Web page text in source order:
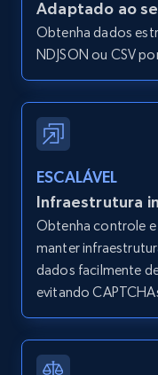
and more.
12K+
Zillow
Search by
Zpid, City, State,
and more.
Adaptado ao
Obtenha dados
NDJSON ou CSV
ESCALÁVEL
Infraestrutura
Obtenha controle
manter
dados facilmente
evitando